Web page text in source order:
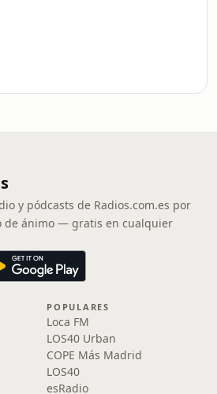
y pódcasts de Radios.com.es por
de ánimo — gratis en cualquier
POPULARES
Loca FM
LOS40 Urban
COPE Más Madrid
LOS40
esRadio